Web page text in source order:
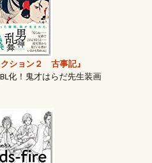
クション２ 古事記』
化！鬼才はらだ先生装画